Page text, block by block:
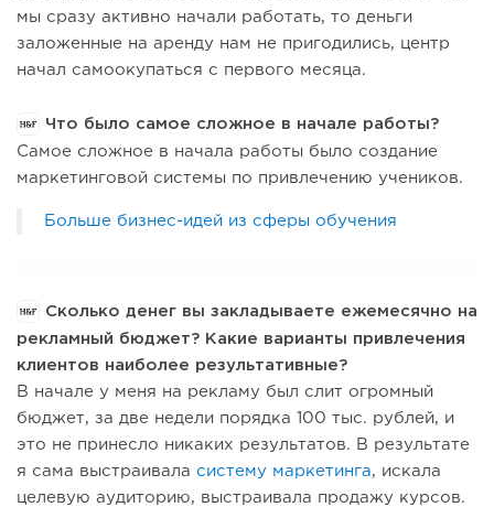
мы сразу активно начали работать, то деньги
заложенные на аренду нам не пригодились, центр
начал самоокупаться с первого месяца.
Что было самое сложное в начале работы?
Самое сложное в начала работы было создание
маркетинговой системы по привлечению учеников.
Больше бизнес-идей из сферы обучения
Сколько денег вы закладываете ежемесячно на
рекламный бюджет? Какие варианты привлечения
клиентов наиболее результативные?
В начале у меня на рекламу был слит огромный
бюджет, за две недели порядка 100 тыс. рублей, и
это не принесло никаких результатов. В результате
я сама выстраивала систему маркетинга, искала
целевую аудиторию, выстраивала продажу курсов.